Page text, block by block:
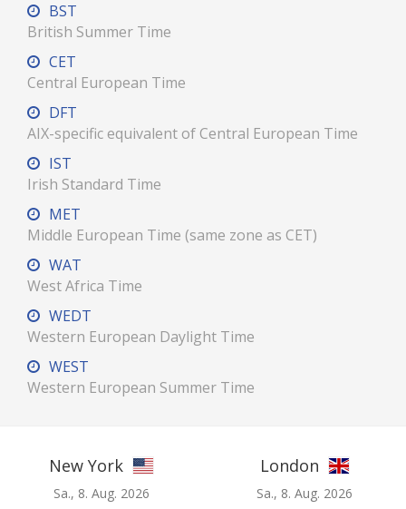
BST
British Summer Time
CET
Central European Time
DFT
AIX-specific equivalent of Central European Time
IST
Irish Standard Time
MET
Middle European Time (same zone as CET)
WAT
West Africa Time
WEDT
Western European Daylight Time
WEST
Western European Summer Time
New York
Sa., 8. Aug. 2026
London
Sa., 8. Aug. 2026